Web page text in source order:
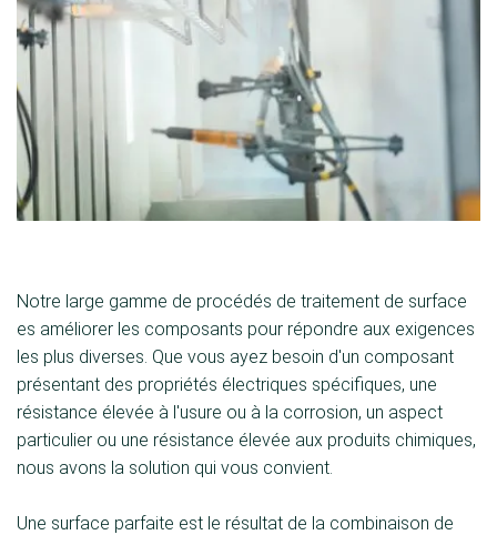
Notre large gamme de procédés de traitement de surface
es améliorer les composants pour répondre aux exigences
les plus diverses. Que vous ayez besoin d'un composant
présentant des propriétés électriques spécifiques, une
résistance élevée à l'usure ou à la corrosion, un aspect
particulier ou une résistance élevée aux produits chimiques,
nous avons la solution qui vous convient.
Une surface parfaite est le résultat de la combinaison de